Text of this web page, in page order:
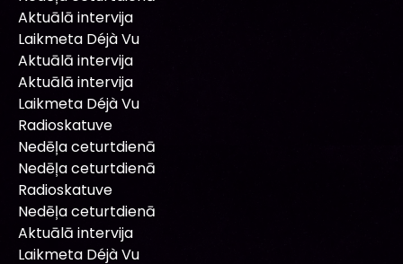
Aktuālā intervija
Laikmeta Déjà Vu
Aktuālā intervija
Aktuālā intervija
Laikmeta Déjà Vu
Radioskatuve
Nedēļa ceturtdienā
Nedēļa ceturtdienā
Radioskatuve
Nedēļa ceturtdienā
Aktuālā intervija
Laikmeta Déjà Vu